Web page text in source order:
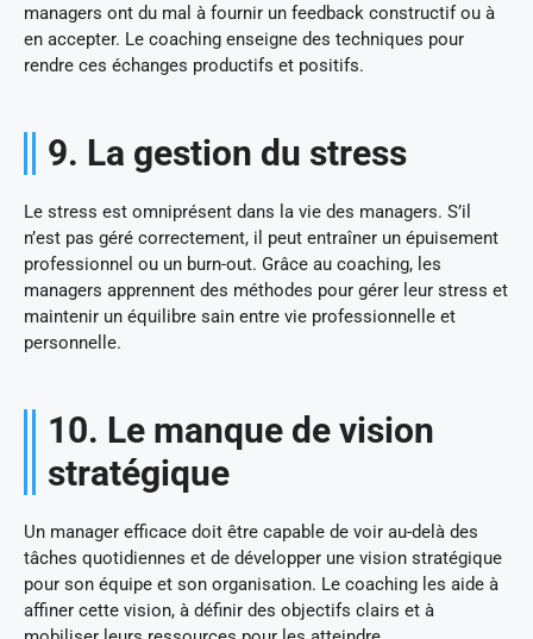
managers ont du mal à fournir un feedback constructif ou à
en accepter. Le coaching enseigne des techniques pour
rendre ces échanges productifs et positifs.
9. La gestion du stress
Le stress est omniprésent dans la vie des managers. S’il
n’est pas géré correctement, il peut entraîner un épuisement
professionnel ou un burn-out. Grâce au coaching, les
managers apprennent des méthodes pour gérer leur stress et
maintenir un équilibre sain entre vie professionnelle et
personnelle.
10. Le manque de vision
stratégique
Un manager efficace doit être capable de voir au-delà des
tâches quotidiennes et de développer une vision stratégique
pour son équipe et son organisation. Le coaching les aide à
affiner cette vision, à définir des objectifs clairs et à